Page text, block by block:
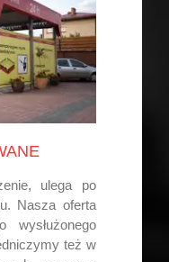
ulega po
Nasza oferta
wysłużonego
też w